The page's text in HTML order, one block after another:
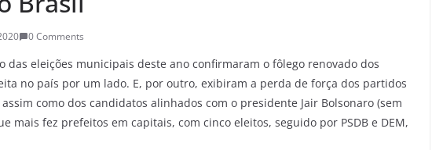
0 Comments
das eleições municipais deste ano confirmaram o fôlego renovado dos
no país por um lado. E, por outro, exibiram a perda de força dos partidos
como dos candidatos alinhados com o presidente Jair Bolsonaro (sem
mais fez prefeitos em capitais, com cinco eleitos, seguido por PSDB e DEM,